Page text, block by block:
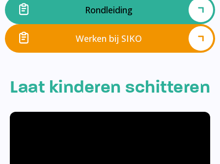
Rondleiding
Werken bij SIKO
Laat kinderen schitteren